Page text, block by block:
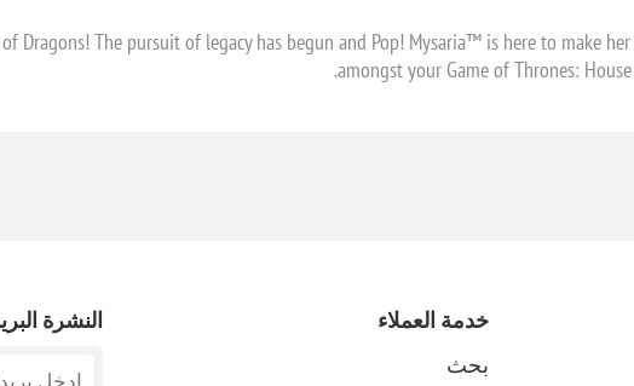
Dragons! The pursuit of legacy has begun and Pop! Mysaria™ is here to make
amongst your Game of Thrones:
خدمة العملاء
بحث
النشرة